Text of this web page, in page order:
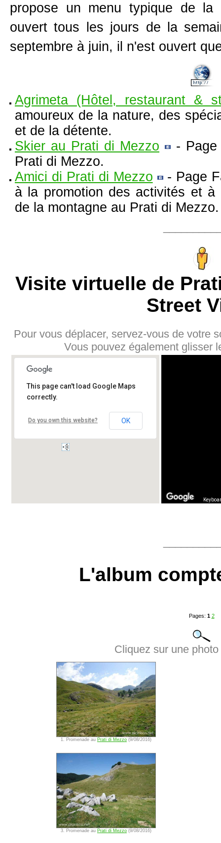
propose un menu typique de la
ouvert tous les jours de la
septembre à juin, il n'est ouvert
Agrimeta (Hôtel, restaurant &
amoureux de la nature, des
et de la détente.
Skier au Prati di Mezzo
-
Prati di Mezzo.
Amici di Prati di Mezzo
- Page
à la promotion des activités et
de la montagne au Prati di Mezzo.
Visite virtuelle de
Street
Pour vous déplacer, servez-vous de votre
Vous pouvez également glisser
This page can't load Google Maps
correctly.
Do you own this website? OK
L'album
Pages: 1 2
Cliquez sur une
1. Promenade au Prati di Mezzo (9/08/2016)
3. Promenade au Prati di Mezzo (9/08/2016)